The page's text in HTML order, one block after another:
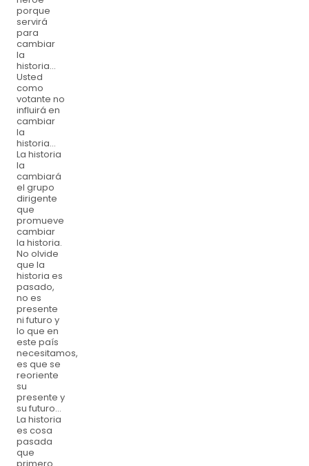
porque
servirá
para
cambiar
la
historia…
Usted
como
votante no
influirá en
cambiar
la
historia…
La historia
la
cambiará
el grupo
dirigente
que
promueve
cambiar
la historia.
No olvide
que la
historia es
pasado,
no es
presente
ni futuro y
lo que en
este país
necesitamos,
es que se
reoriente
su
presente y
su futuro…
La historia
es cosa
pasada
que